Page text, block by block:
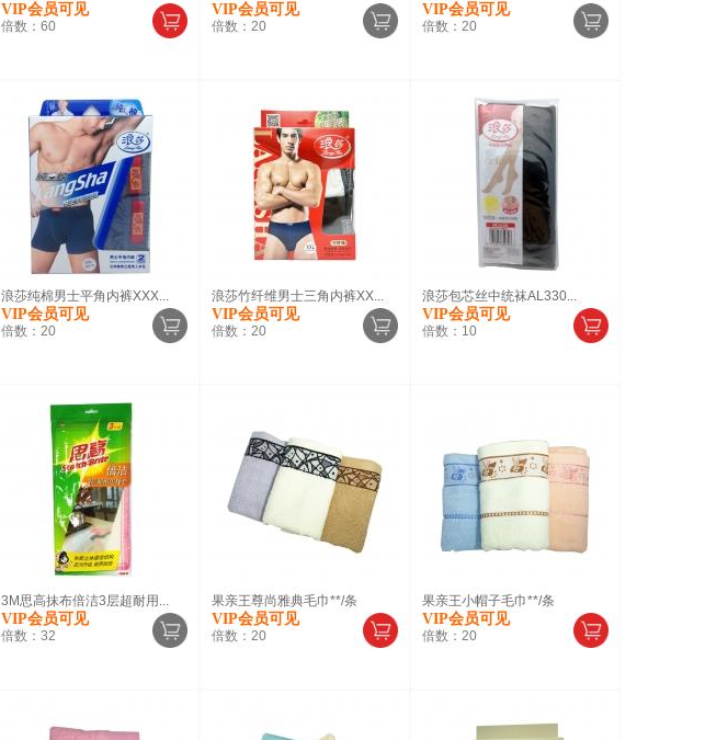
VIP会员可见
倍数： 60
VIP会员可见
倍数： 20
VIP会员可见
倍数： 20
浪莎纯棉男士平角内裤XXX...
VIP会员可见
倍数： 20
浪莎竹纤维男士三角内裤XX...
VIP会员可见
倍数： 20
浪莎包芯丝中统袜AL330...
VIP会员可见
倍数： 10
3M思高抹布倍洁3层超耐用...
VIP会员可见
倍数： 32
果亲王尊尚雅典毛巾**/条
VIP会员可见
倍数： 20
果亲王小帽子毛巾**/条
VIP会员可见
倍数： 20